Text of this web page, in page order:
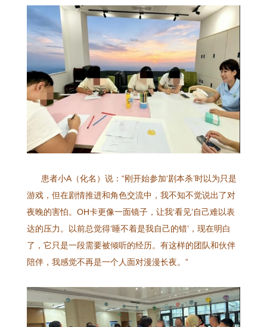
患者小A（化名）说：“刚开始参加‘剧本杀’时以为只是
游戏，但在剧情推进和角色交流中，我不知不觉说出了对
夜晚的害怕。OH卡更像一面镜子，让我‘看见’自己难以表
达的压力。以前总觉得‘睡不着是我自己的错’，现在明白
了，它只是一段需要被倾听的经历。有这样的团队和伙伴
陪伴，我感觉不再是一个人面对漫漫长夜。”